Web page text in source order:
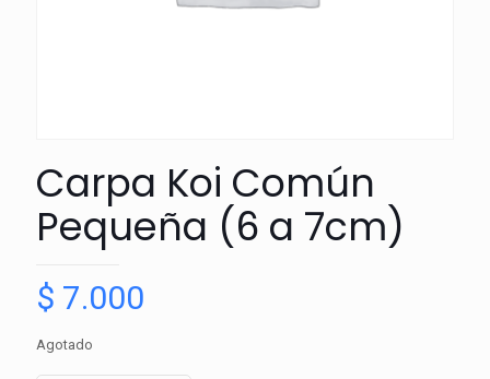
Carpa Koi Común
Pequeña (6 a 7cm)
$ 7.000
Agotado